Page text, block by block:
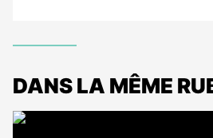
DANS LA MÊME